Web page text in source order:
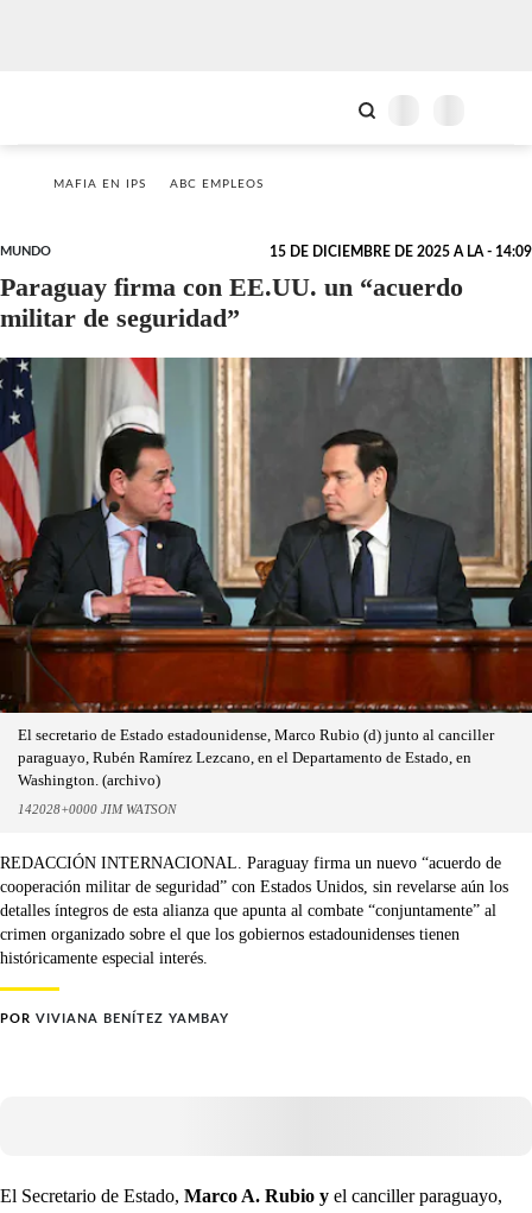
MAFIA EN IPS ABC EMPLEOS
MUNDO 15 DE DICIEMBRE DE 2025 A LA - 14:09
Paraguay firma con EE.UU. un “acuerdo
militar de seguridad”
El secretario de Estado estadounidense, Marco Rubio (d) junto al canciller
paraguayo, Rubén Ramírez Lezcano, en el Departamento de Estado, en
Washington. (archivo)
142028+0000 JIM WATSON
REDACCIÓN INTERNACIONAL. Paraguay firma un nuevo “acuerdo de
cooperación militar de seguridad” con Estados Unidos, sin revelarse aún los
detalles íntegros de esta alianza que apunta al combate “conjuntamente” al
crimen organizado sobre el que los gobiernos estadounidenses tienen
históricamente especial interés.
POR VIVIANA BENÍTEZ YAMBAY
El Secretario de Estado, Marco A. Rubio y el canciller paraguayo,